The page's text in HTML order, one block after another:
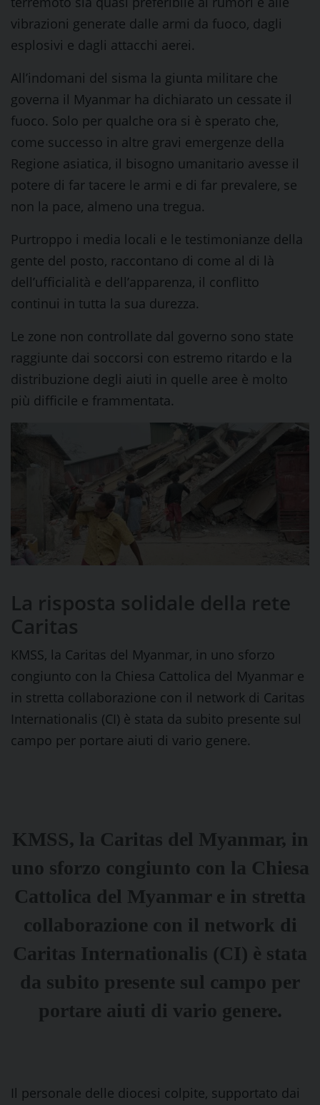
vibrazioni generate dalle armi da fuoco, dagli
esplosivi e dagli attacchi aerei.
All’indomani del sisma la giunta militare che
governa il Myanmar ha dichiarato un cessate il
fuoco. Solo per qualche ora si è sperato che,
come successo in altre gravi emergenze della
Regione asiatica, il bisogno umanitario avesse il
potere di far tacere le armi e di far prevalere, se
non la pace, almeno una tregua.
Purtroppo i media locali e le testimonianze della
gente del posto, raccontano di come al di là
dell’ufficialità e dell’apparenza, il conflitto
continui in tutta la sua durezza.
Le zone non controllate dal governo sono state
raggiunte dai soccorsi con estremo ritardo e la
distribuzione degli aiuti in quelle aree è molto
più difficile e frammentata.
La risposta solidale della rete
Caritas
KMSS, la Caritas del Myanmar, in uno sforzo
congiunto con la Chiesa Cattolica del Myanmar e
in stretta collaborazione con il network di Caritas
Internationalis (CI) è stata da subito presente sul
campo per portare aiuti di vario genere.
KMSS, la Caritas del Myanmar, in
uno sforzo congiunto con la Chiesa
Cattolica del Myanmar e in stretta
collaborazione con il network di
Caritas Internationalis (CI) è stata
da subito presente sul campo per
portare aiuti di vario genere.
Il personale delle diocesi colpite, supportato dai